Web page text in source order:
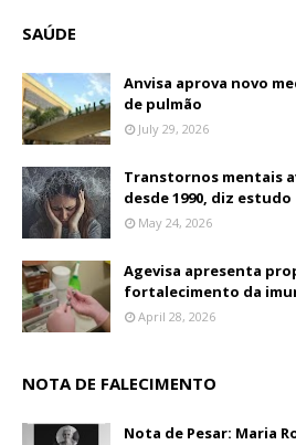
SAÚDE
Anvisa aprova novo
de pulmão
July 29, 2026
Transtornos mentais
desde 1990, diz estudo
May 24, 2026
Agevisa apresenta
fortalecimento da
April 28, 2026
NOTA DE FALECIMENTO
Nota de Pesar: Maria